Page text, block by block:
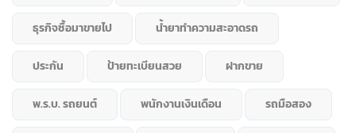
ธุรกิจซื้อมาขายไป น้ำยาทำความสะอาดรถ
ประกัน ป้ายทะเบียนสวย ฝากขาย
พ.ร.บ. รถยนต์ พนักงานเงินเดือน รถมือสอง